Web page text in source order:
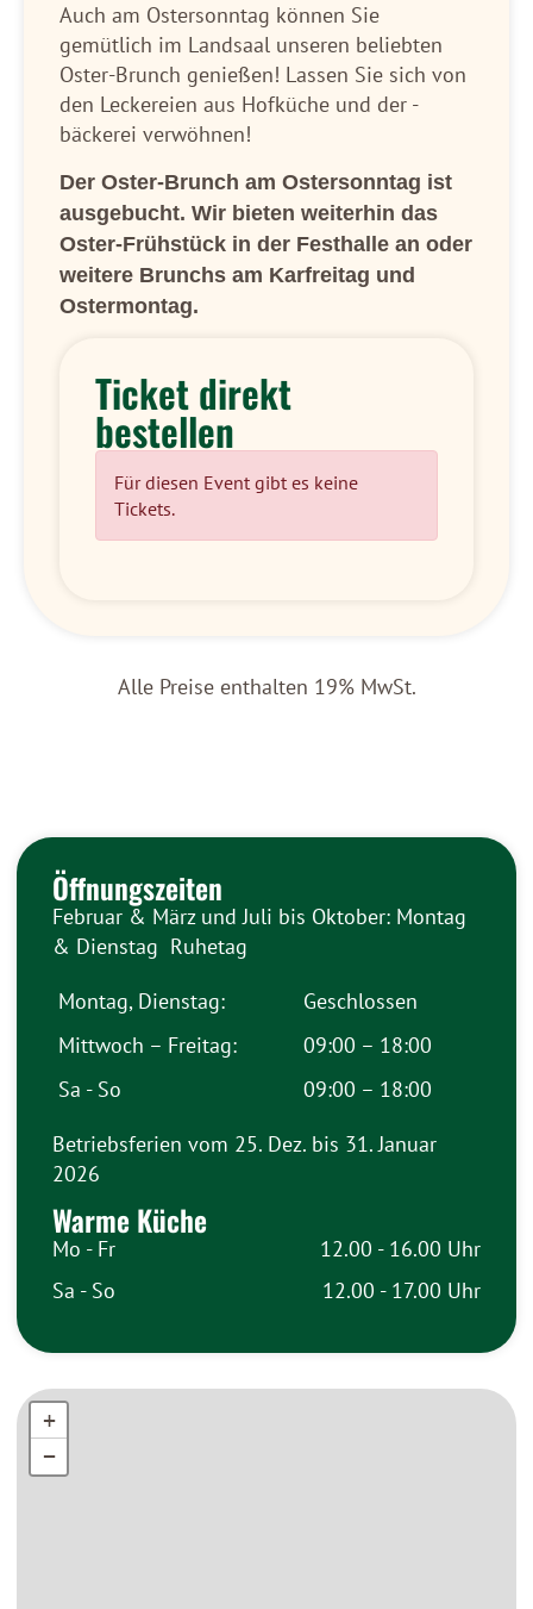
Auch am Ostersonntag können Sie
gemütlich im Landsaal unseren beliebten
Oster-Brunch genießen! Lassen Sie sich von
den Leckereien aus Hofküche und der -
bäckerei verwöhnen!
Der Oster-Brunch am Ostersonntag ist
ausgebucht. Wir bieten weiterhin das
Oster-Frühstück in der Festhalle an oder
weitere Brunchs am Karfreitag und
Ostermontag.
Ticket direkt
bestellen
Für diesen Event gibt es keine
Tickets.
Alle Preise enthalten 19% MwSt.
+
−
+
−
Öffnungszeiten
Februar & März und Juli bis Oktober: Montag
& Dienstag Ruhetag
Montag, Dienstag:
Geschlossen
Mittwoch – Freitag:
09:00 – 18:00
Sa - So
09:00 – 18:00
Betriebsferien vom 25. Dez. bis 31. Januar
2026
Warme Küche
Mo - Fr
12.00 - 16.00 Uhr
Sa - So
12.00 - 17.00 Uhr